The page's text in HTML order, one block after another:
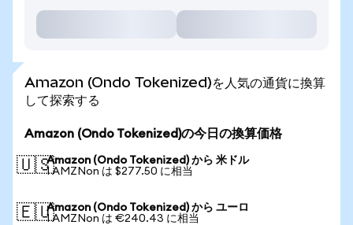
Amazon (Ondo Tokenized)を人気の通貨に換算
して探索する
Amazon (Ondo Tokenized)の今日の換算価格
🇺🇸Amazon (Ondo Tokenized) から 米ドル
1 AMZNon は $277.50 に相当
🇪🇺Amazon (Ondo Tokenized) から ユーロ
1 AMZNon は €240.43 に相当